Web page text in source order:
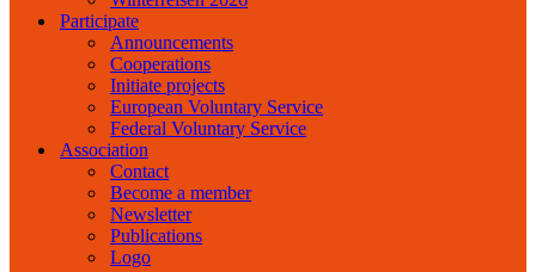
Participate
Announcements
Cooperations
Initiate projects
European Voluntary Service
Federal Voluntary Service
Association
Contact
Become a member
Newsletter
Publications
Logo